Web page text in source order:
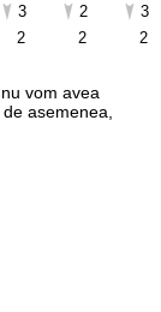
3
2
2
2
3
2
vom avea
asemenea,